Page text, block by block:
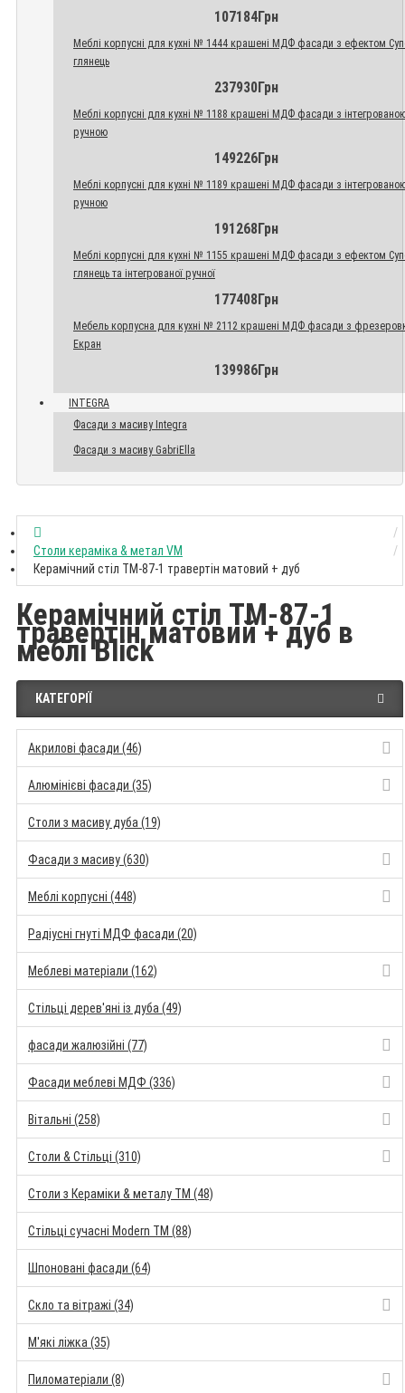
107184Грн
Меблі корпусні для кухні № 1444 крашені МДФ фасади з ефектом
глянець
237930Грн
Меблі корпусні для кухні № 1188 крашені МДФ фасади з
ручною
149226Грн
Меблі корпусні для кухні № 1189 крашені МДФ фасади з
ручною
191268Грн
Меблі корпусні для кухні № 1155 крашені МДФ фасади з ефектом
глянець та інтегрованої ручної
177408Грн
Мебель корпусна для кухні № 2112 крашені МДФ фасади з
Екран
139986Грн
INTEGRA
Фасади з масиву Integra
Фасади з масиву GabriElla
Столи кераміка & метал VM
Керамічний стіл TM-87-1 травертін матовий + дуб
Керамічний стіл TM-87-1
травертін матовий + дуб в
меблі Blick
КАТЕГОРІЇ
Акрилові фасади (46)
Алюмінієві фасади (35)
Столи з масиву дуба (19)
Фасади з масиву (630)
Меблі корпусні (448)
Радіусні гнуті МДФ фасади (20)
Меблеві матеріали (162)
Стільці дерев'яні із дуба (49)
фасади жалюзійні (77)
Фасади меблеві МДФ (336)
Вітальні (258)
Столи & Стільці (310)
Столи з Кераміки & металу TM (48)
Стільці сучасні Modern TM (88)
Шпоновані фасади (64)
Скло та вітражі (34)
М'які ліжка (35)
Пиломатеріали (8)